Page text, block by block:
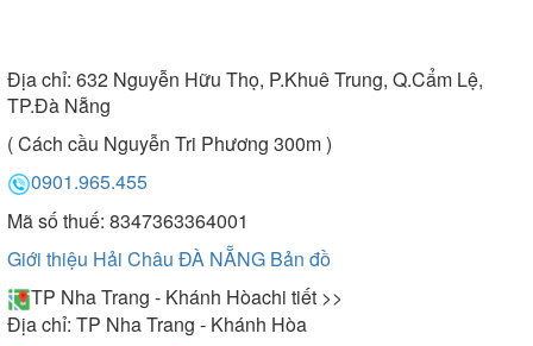
Địa chỉ: 632 Nguyễn Hữu Thọ, P.Khuê Trung, Q.Cẩm Lệ,
TP.Đà Nẵng
( Cách cầu Nguyễn Tri Phương 300m )
0901.965.455
Mã số thuế: 8347363364001
Giới thiệu Hải Châu ĐÀ NẴNG Bản đồ
TP Nha Trang - Khánh Hòachi tiết >>
Địa chỉ: TP Nha Trang - Khánh Hòa